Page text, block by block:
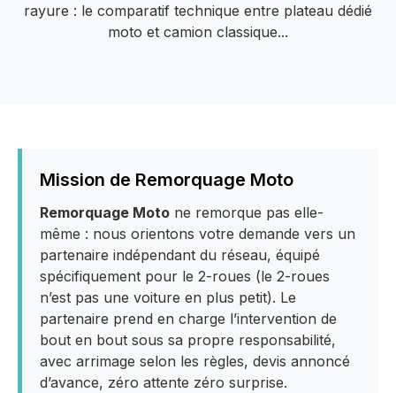
rayure : le comparatif technique entre plateau dédié
moto et camion classique...
Mission de Remorquage Moto
Remorquage Moto ne remorque pas elle-
même : nous orientons votre demande vers un
partenaire indépendant du réseau, équipé
spécifiquement pour le 2-roues (le 2-roues
n’est pas une voiture en plus petit). Le
partenaire prend en charge l’intervention de
bout en bout sous sa propre responsabilité,
avec arrimage selon les règles, devis annoncé
d’avance, zéro attente zéro surprise.